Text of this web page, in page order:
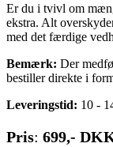
Er du i tvivl om
ekstra. Alt
med det færdige
Bemærk: Der
bestiller direkte i
Leveringstid: 10 -
Pris: 699,-